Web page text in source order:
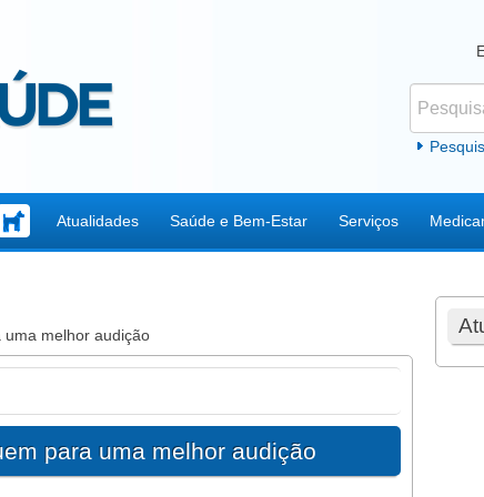
Atualidades Saúde e Bem-Estar Serviços
melhor audição
para uma melhor audição